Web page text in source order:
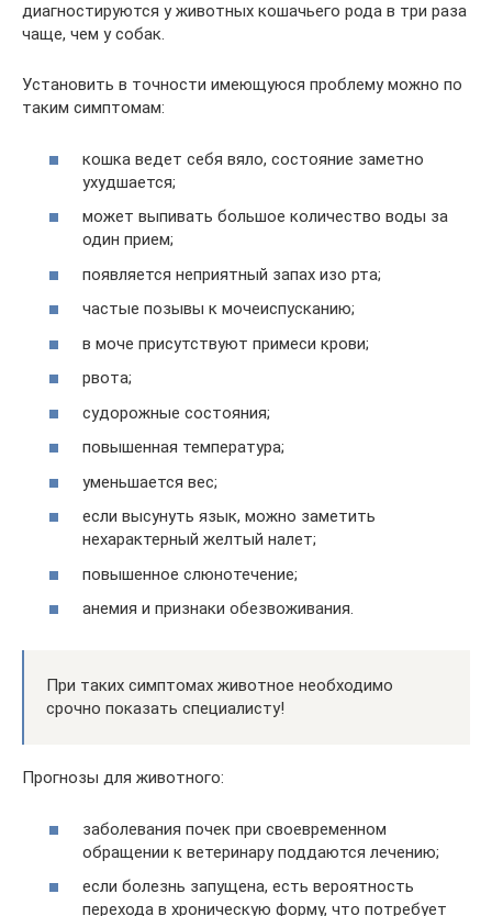
диагностируются у животных кошачьего рода в три раза
чаще, чем у собак.
Установить в точности имеющуюся проблему можно по
таким симптомам:
кошка ведет себя вяло, состояние заметно
ухудшается;
может выпивать большое количество воды за
один прием;
появляется неприятный запах изо рта;
частые позывы к мочеиспусканию;
в моче присутствуют примеси крови;
рвота;
судорожные состояния;
повышенная температура;
уменьшается вес;
если высунуть язык, можно заметить
нехарактерный желтый налет;
повышенное слюнотечение;
анемия и признаки обезвоживания.
При таких симптомах животное необходимо
срочно показать специалисту!
Прогнозы для животного:
заболевания почек при своевременном
обращении к ветеринару поддаются лечению;
если болезнь запущена, есть вероятность
перехода в хроническую форму, что потребует